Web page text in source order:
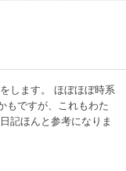
します。 ほぼほぼ時系
もですが、これもわた
記ほんと参考になりま